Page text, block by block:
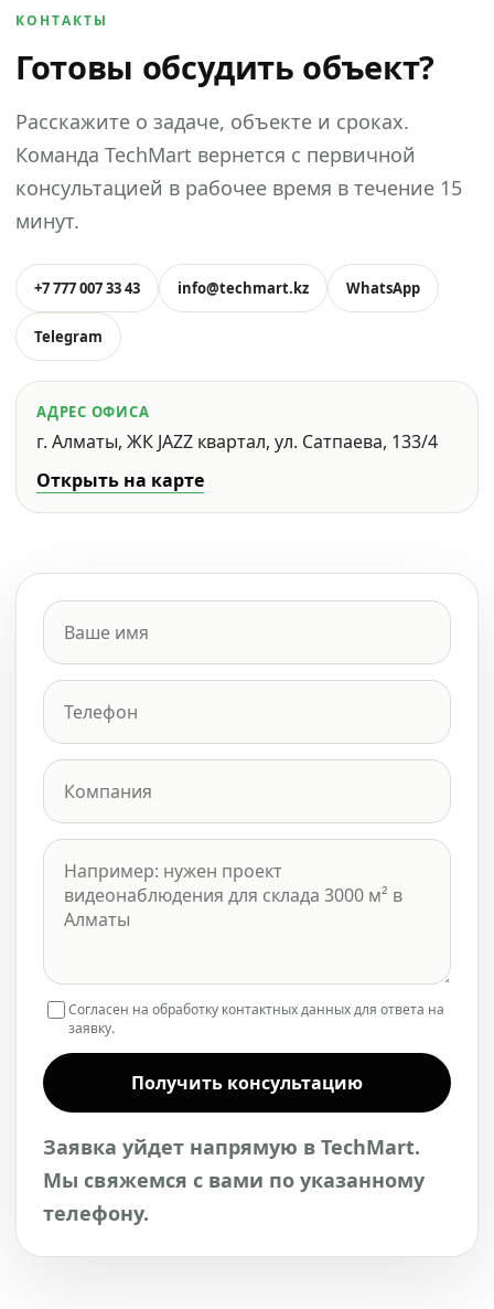
КОНТАКТЫ
Готовы обсудить объект?
Расскажите о задаче, объекте и сроках.
Команда TechMart вернется с первичной
консультацией в рабочее время в течение 15
минут.
+7 777 007 33 43 info@techmart.kz WhatsApp
Telegram
АДРЕС ОФИСА
г. Алматы, ЖК JAZZ квартал, ул. Сатпаева, 133/4
Открыть на карте
Согласен на обработку контактных данных для ответа на
заявку.
Получить консультацию
Заявка уйдет напрямую в TechMart.
Мы свяжемся с вами по указанному
телефону.